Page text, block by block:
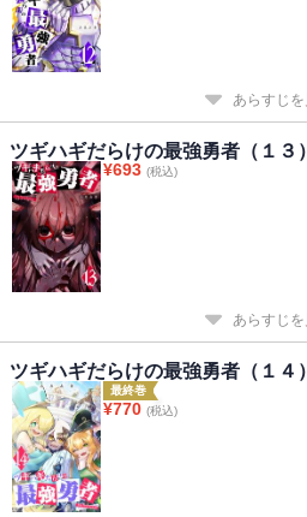
あらすじを
ツギハギだらけの最強勇者（１３）
¥693 (税込)
あらすじを
ツギハギだらけの最強勇者（１４）
最終巻
¥770 (税込)